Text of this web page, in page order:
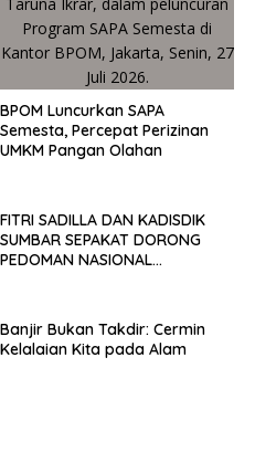
BPOM Luncurkan SAPA
Semesta, Percepat Perizinan
UMKM Pangan Olahan
FITRI SADILLA DAN KADISDIK
SUMBAR SEPAKAT DORONG
PEDOMAN NASIONAL
Banjir Bukan Takdir: Cermin
Kelalaian Kita pada Alam